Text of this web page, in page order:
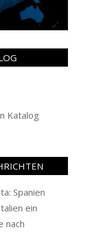
Katalog
Spanien
ein
nach